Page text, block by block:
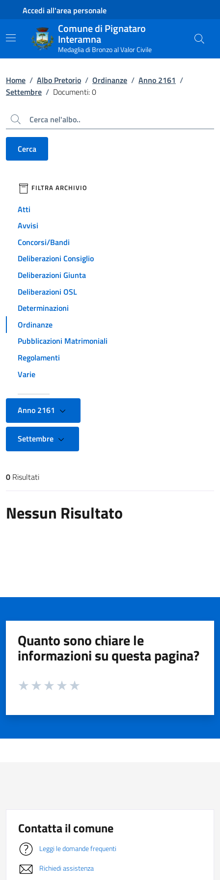
Contenuto principale
Piede di paginaAccedi all'area personale
Comune di Pignataro
Interamna
Medaglia di Bronzo al Valor Civile
Home / Albo Pretorio / Ordinanze / Anno 2161 /
Settembre / Documenti: 0
Cerca
Cerca
filtri da applicare
FILTRA ARCHIVIO
Atti
Avvisi
Concorsi/Bandi
Deliberazioni Consiglio
Deliberazioni Giunta
Deliberazioni OSL
Determinazioni
Ordinanze
Pubblicazioni Matrimoniali
Regolamenti
Varie
Anno 2161
Settembre
Risultati di ricerca
0 Risultati
Nessun Risultato
Quanto sono chiare le
informazioni su questa pagina?
Valuta da 1 a 5 stelle la pagina
Contatta il comune
Leggi le domande frequenti
Richiedi assistenza